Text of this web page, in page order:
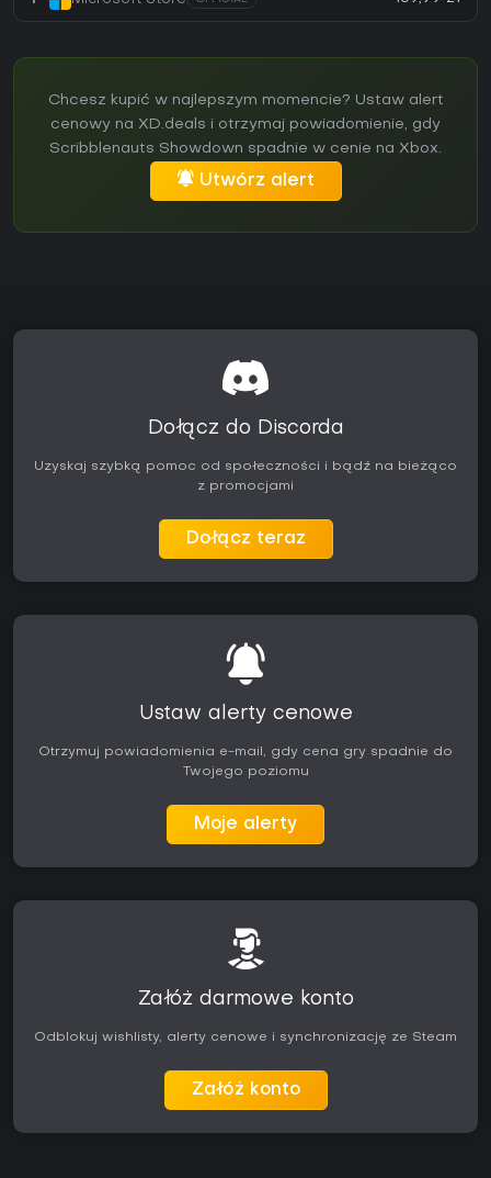
Chcesz kupić w najlepszym momencie? Ustaw alert
cenowy na XD.deals i otrzymaj powiadomienie, gdy
Scribblenauts Showdown spadnie w cenie na Xbox.
Utwórz alert
Dołącz do Discorda
Uzyskaj szybką pomoc od społeczności i bądź na bieżąco
z promocjami
Dołącz teraz
Ustaw alerty cenowe
Otrzymuj powiadomienia e-mail, gdy cena gry spadnie do
Twojego poziomu
Moje alerty
Załóż darmowe konto
Odblokuj wishlisty, alerty cenowe i synchronizację ze Steam
Załóż konto